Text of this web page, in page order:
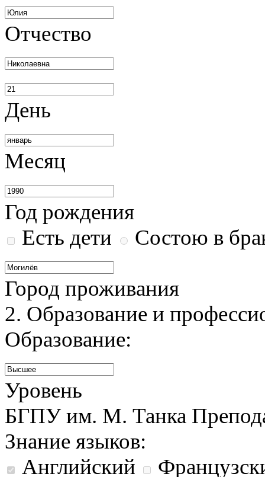
Отчество
День
Месяц
Год рождения
Есть дети
Состою в
Город проживания
2. Образование и
Образование:
Уровень
БГПУ им. М. Танка
Знание языков:
Английский